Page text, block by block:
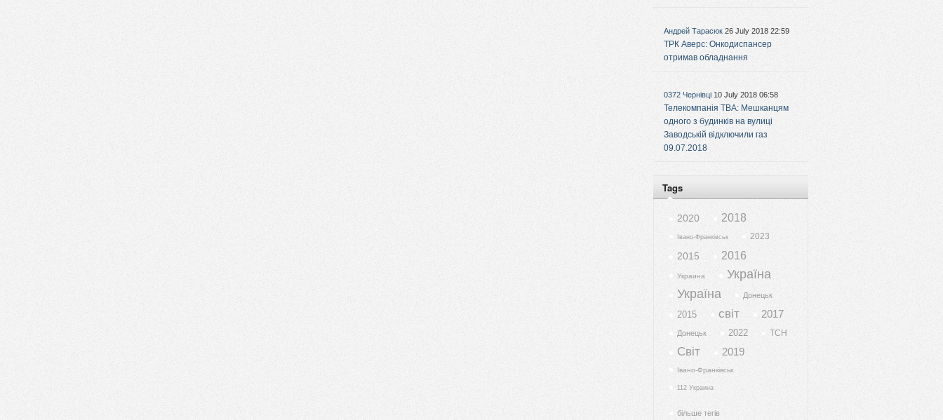
Андрей Тарасюк 26 July 2018 22:59
ТРК Аверс: Онкодиспансер
отримав обладнання
0372 Чернівці 10 July 2018 06:58
Телекомпанія ТВА: Мешканцям
одного з будинків на вулиці
Заводській відключили газ
09.07.2018
Tags
2020 2018
Івано-Франківськ 2023
2015 2016
Украина
Україна
Україна
Донецьк
2015 світ 2017
Донецьк 2022 ТСН
Світ 2019
Івано-Франківськ
112 Украина
більше тегів